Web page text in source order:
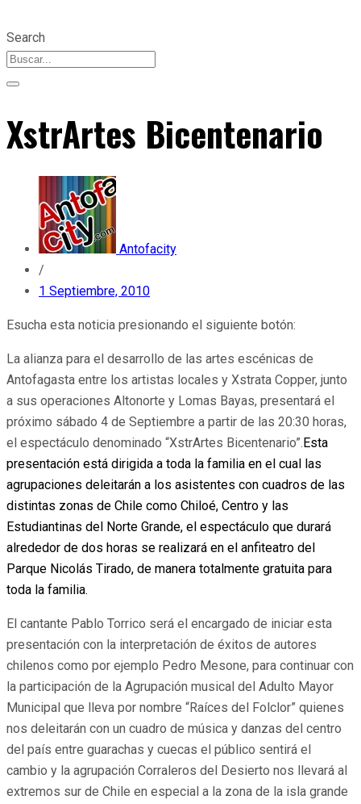
Search
XstrArtes Bicentenario
Antofacity
/
1 Septiembre, 2010
Esucha esta noticia presionando el siguiente botón:
La alianza para el desarrollo de las artes escénicas de
Antofagasta entre los artistas locales y Xstrata Copper, junto
a sus operaciones Altonorte y Lomas Bayas, presentará el
próximo sábado 4 de Septiembre a partir de las 20:30 horas,
el espectáculo denominado “XstrArtes Bicentenario”. Esta
presentación está dirigida a toda la familia en el cual las
agrupaciones deleitarán a los asistentes con cuadros de las
distintas zonas de Chile como Chiloé, Centro y las
Estudiantinas del Norte Grande, el espectáculo que durará
alrededor de dos horas se realizará en el anfiteatro del
Parque Nicolás Tirado, de manera totalmente gratuita para
toda la familia.
El cantante Pablo Torrico será el encargado de iniciar esta
presentación con la interpretación de éxitos de autores
chilenos como por ejemplo Pedro Mesone, para continuar con
la participación de la Agrupación musical del Adulto Mayor
Municipal que lleva por nombre “Raíces del Folclor” quienes
nos deleitarán con un cuadro de música y danzas del centro
del país entre guarachas y cuecas el público sentirá el
cambio y la agrupación Corraleros del Desierto nos llevará al
extremos sur de Chile en especial a la zona de la isla grande